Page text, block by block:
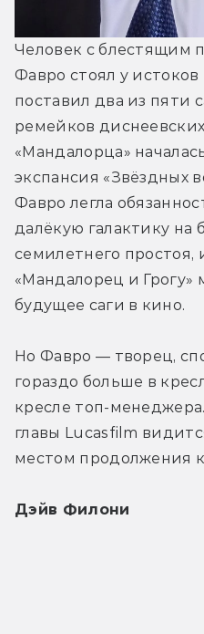
Человек с блестящим
Фавро стоял у
поставил два из пяти
ремейков
«Мандалорца»
экспансия «Звёздных
Фавро легла
далёкую галактику на
семилетнего простоя,
«Мандалорец и Грогу»
будущее саги в кино.
Но Фавро — творец,
гораздо больше в
кресле топ-
главы Lucasfilm
местом продолжения
Дэйв Филони